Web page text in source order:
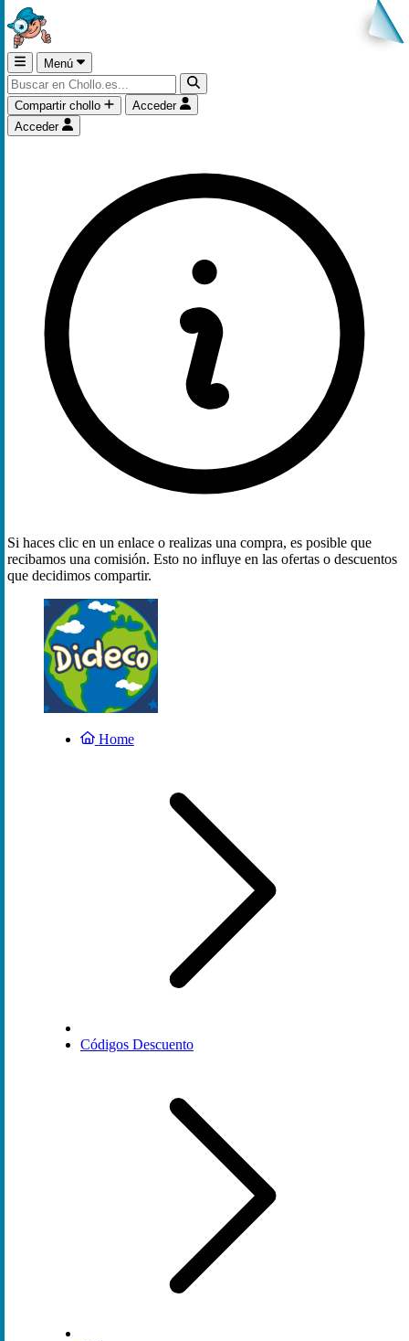
Menú
Compartir chollo
Acceder
Acceder
Si haces clic en un enlace o realizas una compra, es posible que
recibamos una comisión. Esto no influye en las ofertas o descuentos
que decidimos compartir.
Home
Códigos Descuento